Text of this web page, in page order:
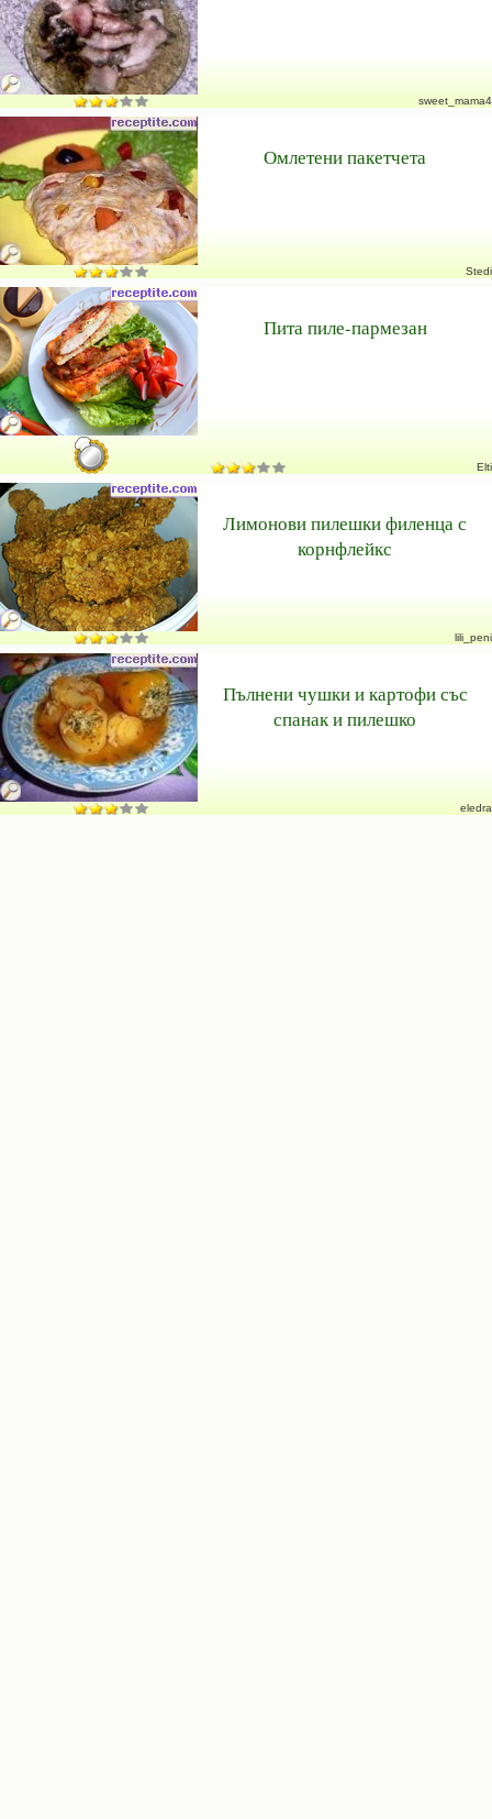
sweet_mama4
Омлетени пакетчета
Stedi
Пита пиле-пармезан
Elti
Лимонови пилешки филенца с
корнфлейкс
lili_peni
Пълнени чушки и картофи със
спанак и пилешко
eledra